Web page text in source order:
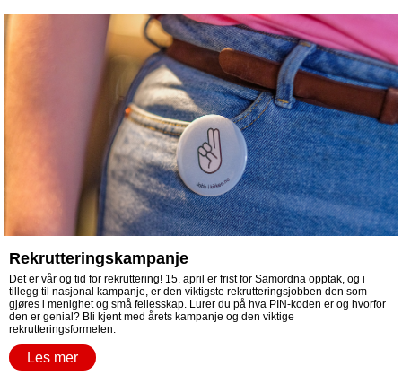
Rekrutteringskampanje
Det er vår og tid for rekruttering! 15. april er frist for Samordna opptak, og i
tillegg til nasjonal kampanje, er den viktigste rekrutteringsjobben den som
gjøres i menighet og små fellesskap. Lurer du på hva PIN-koden er og hvorfor
den er genial? Bli kjent med årets kampanje og den viktige
rekrutteringsformelen.
Les mer